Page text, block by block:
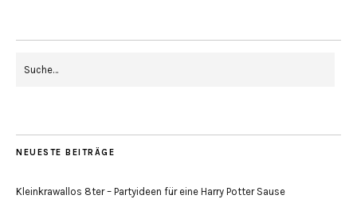
NEUESTE BEITRÄGE
Kleinkrawallos 8ter – Partyideen für eine Harry Potter Sause